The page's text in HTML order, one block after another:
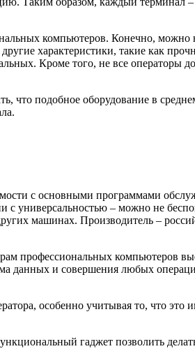
компьютеров. Конечно, можно
характеристики, такие как
Кроме того, не все операторы
что подобное оборудование в
с основными программами
с универсальностью – можно не
машинах. Производитель –
профессиональных компьютеров
данных и совершения любых
особенно учитывая то, что это
гаджет позволить